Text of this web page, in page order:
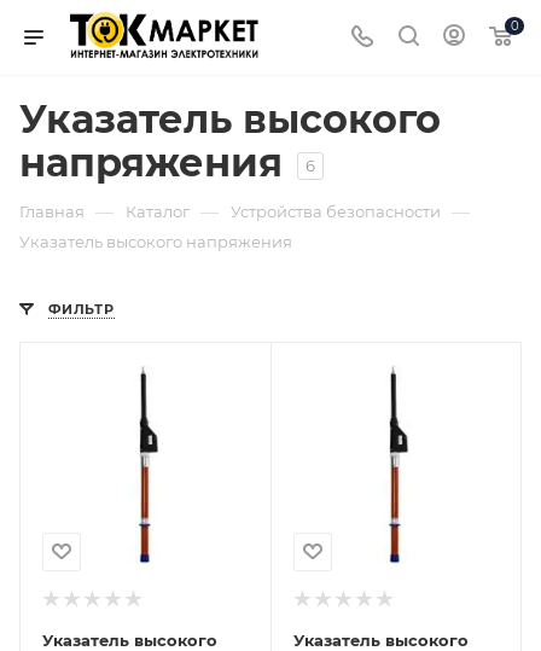
0
Указатель высокого
напряжения
6
Главная — Каталог — Устройства безопасности —
Указатель высокого напряжения
ФИЛЬТР
Указатель высокого
Указатель высокого